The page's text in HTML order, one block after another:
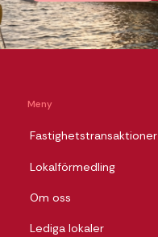
Meny
Fastighetstransaktioner
Lokalförmedling
Om oss
Lediga lokaler